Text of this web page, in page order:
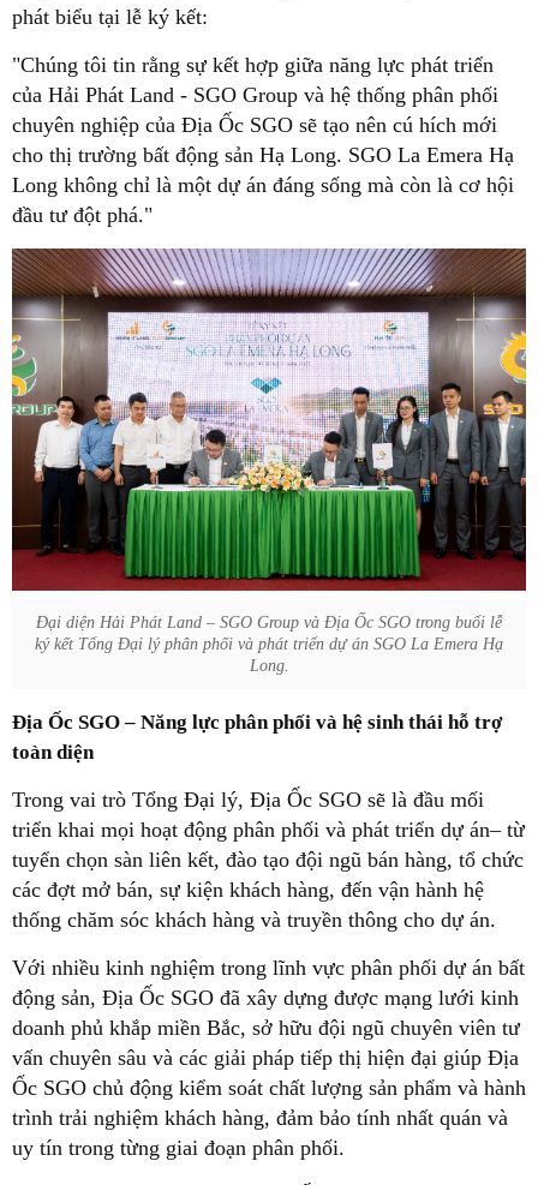
phát biểu tại lễ ký kết:
"Chúng tôi tin rằng sự kết hợp giữa năng lực phát triển
của Hải Phát Land - SGO Group và hệ thống phân phối
chuyên nghiệp của Địa Ốc SGO sẽ tạo nên cú hích mới
cho thị trường bất động sản Hạ Long. SGO La Emera Hạ
Long không chỉ là một dự án đáng sống mà còn là cơ hội
đầu tư đột phá."
Đại diện Hải Phát Land – SGO Group và Địa Ốc SGO trong buổi lễ
ký kết Tổng Đại lý phân phối và phát triển dự án SGO La Emera Hạ
Long.
Địa Ốc SGO – Năng lực phân phối và hệ sinh thái hỗ trợ
toàn diện
Trong vai trò Tổng Đại lý, Địa Ốc SGO sẽ là đầu mối
triển khai mọi hoạt động phân phối và phát triển dự án– từ
tuyển chọn sàn liên kết, đào tạo đội ngũ bán hàng, tổ chức
các đợt mở bán, sự kiện khách hàng, đến vận hành hệ
thống chăm sóc khách hàng và truyền thông cho dự án.
Với nhiều kinh nghiệm trong lĩnh vực phân phối dự án bất
động sản, Địa Ốc SGO đã xây dựng được mạng lưới kinh
doanh phủ khắp miền Bắc, sở hữu đội ngũ chuyên viên tư
vấn chuyên sâu và các giải pháp tiếp thị hiện đại giúp Địa
Ốc SGO chủ động kiểm soát chất lượng sản phẩm và hành
trình trải nghiệm khách hàng, đảm bảo tính nhất quán và
uy tín trong từng giai đoạn phân phối.